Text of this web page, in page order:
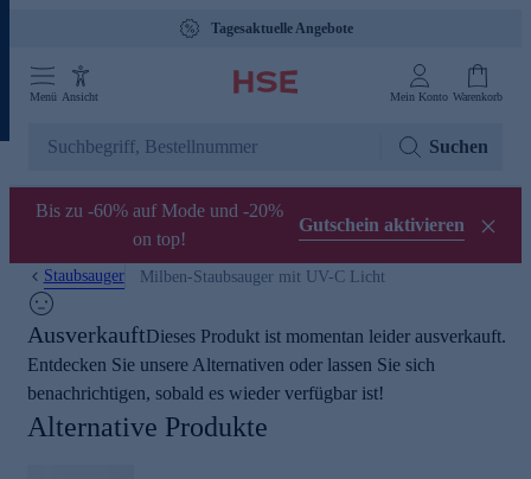
Tagesaktuelle Angebote
Menü Ansicht Mein Konto Warenkorb
Suchen
Bis zu -60% auf Mode und -20%
on top!
Gutschein aktivieren
Staubsauger Milben-Staubsauger mit UV-C Licht
AusverkauftDieses Produkt ist momentan leider ausverkauft.
Entdecken Sie unsere Alternativen oder lassen Sie sich
benachrichtigen, sobald es wieder verfügbar ist!
Alternative Produkte